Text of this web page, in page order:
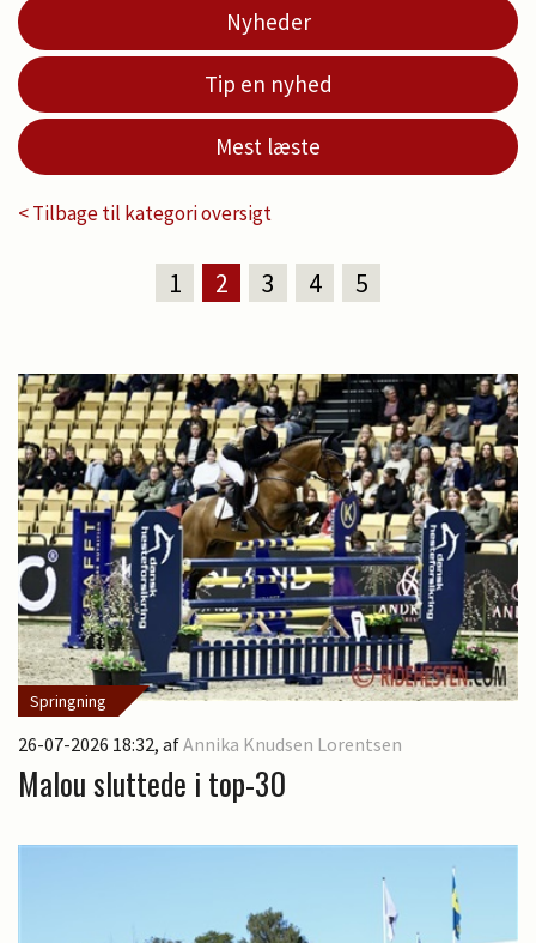
Nyheder
Tip en nyhed
Mest læste
< Tilbage til kategori oversigt
1 2 3 4 5
Springning
26-07-2026 18:32, afAnnika Knudsen Lorentsen
Malou sluttede i top-30